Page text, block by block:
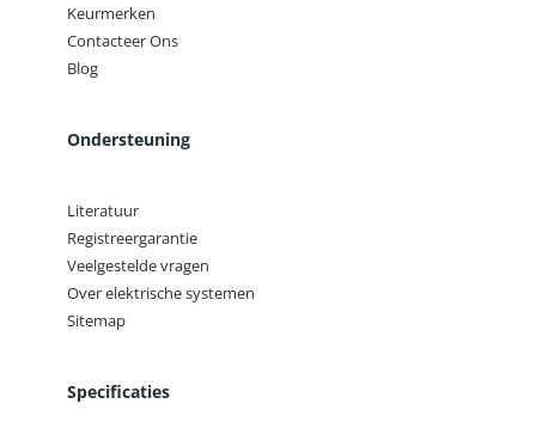
Keurmerken
Contacteer Ons
Blog
Ondersteuning
Literatuur
Registreergarantie
Veelgestelde vragen
Over elektrische systemen
Sitemap
Specificaties